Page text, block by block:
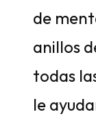
de
anillos
todas
le